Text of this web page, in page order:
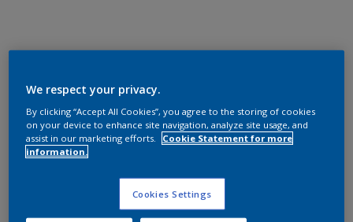
We respect your privacy.
By clicking “Accept All Cookies”, you agree to the storing of cookies
on your device to enhance site navigation, analyze site usage, and
assist in our marketing efforts.
Cookie Statement for more
information.
Cookies Settings